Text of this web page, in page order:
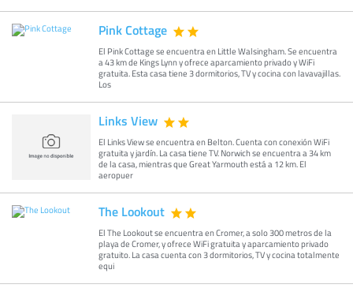
Pink Cottage
El Pink Cottage se encuentra en Little Walsingham. Se encuentra
a 43 km de Kings Lynn y ofrece aparcamiento privado y WiFi
gratuita. Esta casa tiene 3 dormitorios, TV y cocina con lavavajillas.
Los
Links View
El Links View se encuentra en Belton. Cuenta con conexión WiFi
gratuita y jardín. La casa tiene TV. Norwich se encuentra a 34 km
de la casa, mientras que Great Yarmouth está a 12 km. El
aeropuer
The Lookout
El The Lookout se encuentra en Cromer, a solo 300 metros de la
playa de Cromer, y ofrece WiFi gratuita y aparcamiento privado
gratuito. La casa cuenta con 3 dormitorios, TV y cocina totalmente
equi